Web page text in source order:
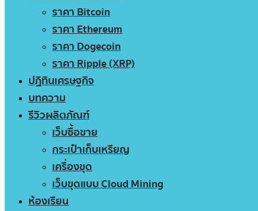
ราคา Bitcoin
ราคา Ethereum
ราคา Dogecoin
ราคา Ripple (XRP)
ปฏิทินเศรษฐกิจ
บทความ
รีวิวผลิตภัณฑ์
เว็บซื้อขาย
กระเป๋าเก็บเหรียญ
เครื่องขุด
เว็บขุดแบบ Cloud Mining
ห้องเรียน